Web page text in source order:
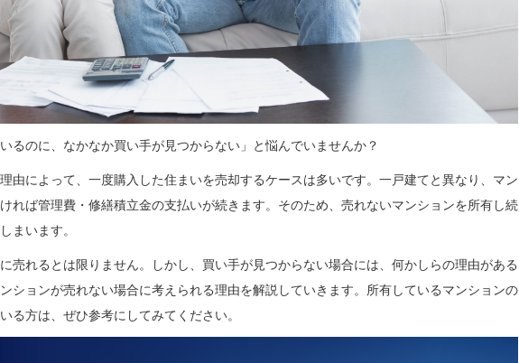
るのに、なかなか買い手が見つからない」と悩んでいませんか？
由によって、一度購入した住まいを売却するケースは多いです。一戸建てと異なり、マン
れば管理費・修繕積立金の支払いが続きます。そのため、売れないマンションを所有し続
まいます。
売れるとは限りません。しかし、買い手が見つからない場合には、何かしらの理由がある
ションが売れない場合に考えられる理由を解説していきます。所有しているマンションの
る方は、ぜひ参考にしてみてください。